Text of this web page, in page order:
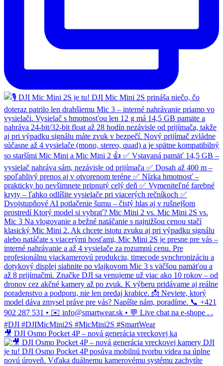
🎥 DJI Osmo Pocket 4P – nová generácia vreckovej ka